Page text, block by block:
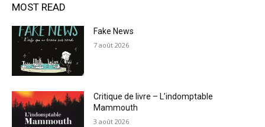
MOST READ
Fake News
7 août 2026
Critique de livre – L’indomptable
Mammouth
3 août 2026